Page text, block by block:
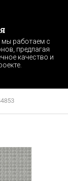
мы работаем с
предлагая
качество и